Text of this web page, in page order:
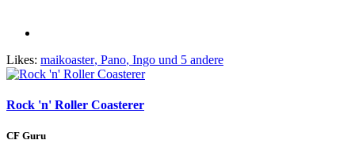
Likes: maikoaster, Pano, Ingo und 5 andere
Rock 'n' Roller Coasterer
CF Guru